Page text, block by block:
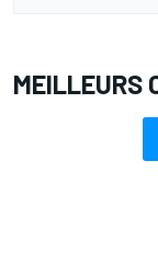
MEILLEURS